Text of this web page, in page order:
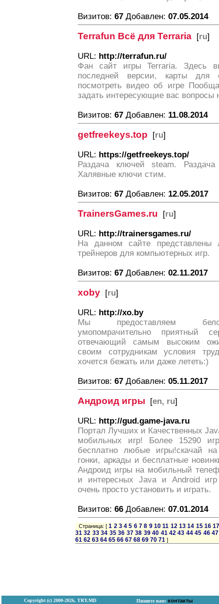
Визитов: 67 Добавлен: 07.05.2014
Terrafun Всё для Terraria [ru]
URL: http://terrafun.ru/
Фан сайт игры Terraria. Здесь
последней версии, карты для
посмотреть видео об игре
задать интересующие вас вопросы
Визитов: 67 Добавлен: 11.08.2014
getfreekeys.top [ru]
URL: https://getfreekeys.top/
Раздача ключей steam.
Халявные ключи стим.
Визитов: 67 Добавлен: 12.05.2017
TrainersGames.ru [ru]
URL: http://trainersgames.ru/
На данном сайте представлены
трейнеров для компьютерных игр.
Визитов: 67 Добавлен: 02.11.2017
xoby [ru]
URL: http://xo.by
Мы предоставляем
умопомрачительно приятный
отвечающий самым высоким
своим сотрудникам условия
хочется бежать или даже лететь:)
Визитов: 67 Добавлен: 05.11.2017
Андроид игры [en, ru]
URL: http://gud.game-java.ru
Портал Лучших и Качественных
мобильных игр! Более 15290
бесплатно любые игры!скачай
гонки, аркады и бесплатные
Андроид игры на мобильный
и интересных Java и Android
очень просто установить и играть.
Визитов: 66 Добавлен: 07.01.2014
Страница: [1 2 3 4 5 6 7 8 9 10 11 12 13 14 15 16
31 32 33 34 35 36 37 38 39 40 41 42 43 44 45 46 47
61 62 63 64 65 66 67 68 69 70 71 ]
Copyright (с) 2000-2026, TRY.MD Пишите нам: контакты